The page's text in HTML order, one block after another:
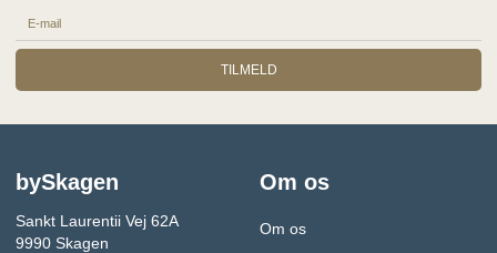
TILMELD
bySkagen
Sankt Laurentii Vej 62A
9990 Skagen
Om os
Om os